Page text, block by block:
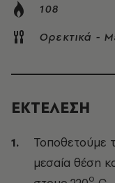
108
Ορεκτικά -
ΕΚΤΕΛΕΣΗ
Τοποθετούμε
μεσαία θέση
ο